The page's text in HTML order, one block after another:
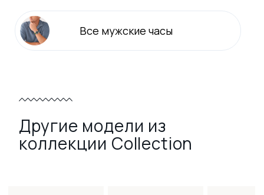
Все мужские часы
Другие модели из
коллекции Collection